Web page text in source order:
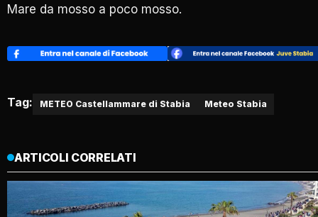
Mare da mosso a poco mosso.
Tag: METEO Castellammare di Stabia Meteo Stabia
ARTICOLI CORRELATI